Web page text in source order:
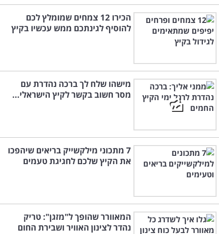
הכירו 12 צמחים שמומלץ לכם
להוסיף לגינתכם ממש עכשיו בקיץ
מישהו שלח לך ברכה נהדרת עם
מסר חשוב בקשר לקיץ הישראלי...
7 מתכוני מילקשייק בריאים שיהפכו
את הקיץ שלכם לחגיגת טעמים
המאוורר שהופך ל"מזגן": טריק
נהדר לצינון האוויר ושבירת החום